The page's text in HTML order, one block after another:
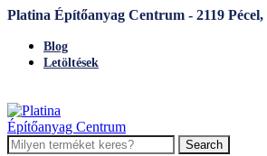
Platina Építőanyag Centrum - 2119
Blog
Letöltések
Search